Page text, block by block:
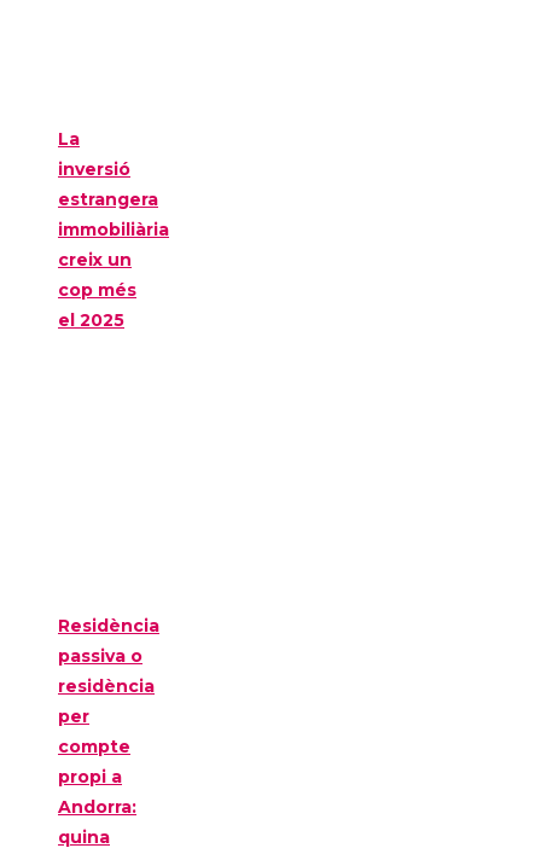
La
inversió
estrangera
immobiliària
creix un
cop més
el 2025
Residència
passiva o
residència
per
compte
propi a
Andorra:
quina